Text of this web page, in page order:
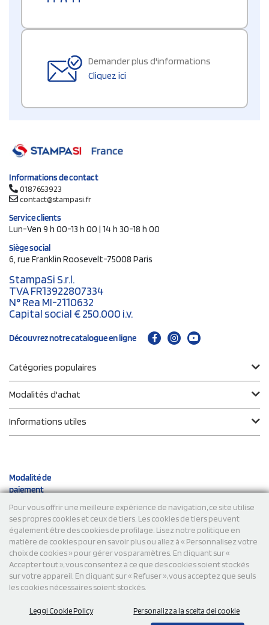
Pour vous offrir une meilleure expérience de navigation, ce site utilise
ses propres cookies et ceux de tiers. Les cookies de tiers peuvent
également être des cookies de profilage. Lisez notre politique en
matière de cookies pour en savoir plus ou allez à « Personnalisez votre
choix de cookies » pour gérer vos paramètres. En cliquant sur «
Accepter tout », vous consentez à ce que des cookies soient stockés
sur votre appareil. En cliquant sur « Refuser », vous acceptez que seuls
les cookies nécessaires soient stockés.
Leggi Cookie Policy Personalizza la scelta dei cookie
Demander plus d'informations
Cliquez ici
Informations de contact
0187653923
contact@stampasi.fr
Service clients
Lun-Ven 9 h 00-13 h 00 | 14 h 30-18 h 00
Siège social
6, rue Franklin Roosevelt-75008 Paris
StampaSi S.r.l.
TVA FR13922807334
N° Rea MI-2110632
Capital social € 250.000 i.v.
Découvrez notre catalogue en ligne
Catégories populaires
Modalités d'achat
Informations utiles
Modalité de
paiement
Expéditions
© 2026 StampaSi s.r.l. TOUS DROITS RÉSERVÉS - TVA